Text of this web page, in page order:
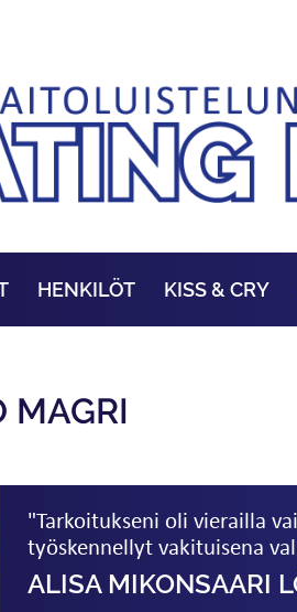
HENKILÖT KISS & CRY
MAGRI
"Tarkoitukseni oli vierailla
työskennellyt vakituisena
ALISA MIKONSAARI